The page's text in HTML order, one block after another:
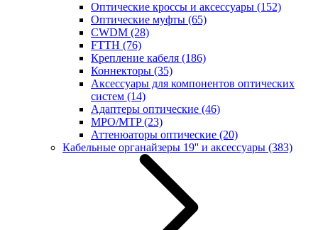
Оптические кроссы и аксессуары (152)
Оптические муфты (65)
CWDM (28)
FTTH (76)
Крепление кабеля (186)
Коннекторы (35)
Аксессуары для компонентов оптических
систем (14)
Адаптеры оптические (46)
MPO/MTP(23)
Аттенюаторы оптические (20)
Кабельные органайзеры 19'' и аксессуары (383)